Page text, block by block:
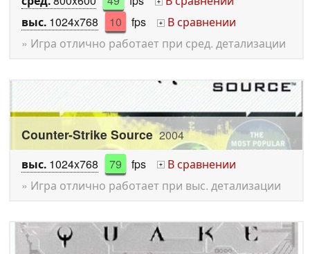
+
выс. 1024x768 10 fps +
В сравнении
» Игра отлично работает при сред. детализации
Counter-Strike Source 2004
выс. 1024x768 79 fps +
В сравнении
» Игра отлично работает при выс. детализации